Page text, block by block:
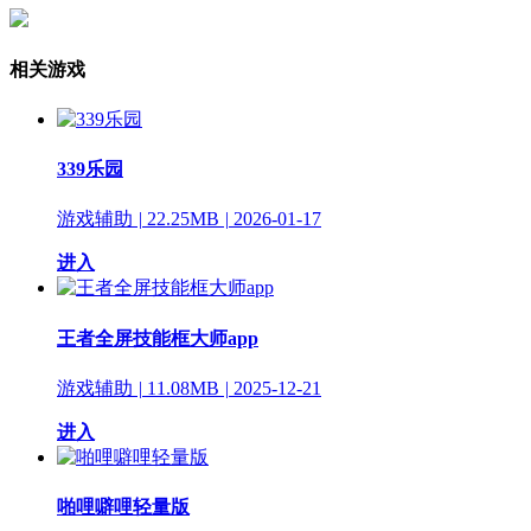
相关游戏
339乐园
游戏辅助 | 22.25MB | 2026-01-17
进入
王者全屏技能框大师app
游戏辅助 | 11.08MB | 2025-12-21
进入
啪哩噼哩轻量版